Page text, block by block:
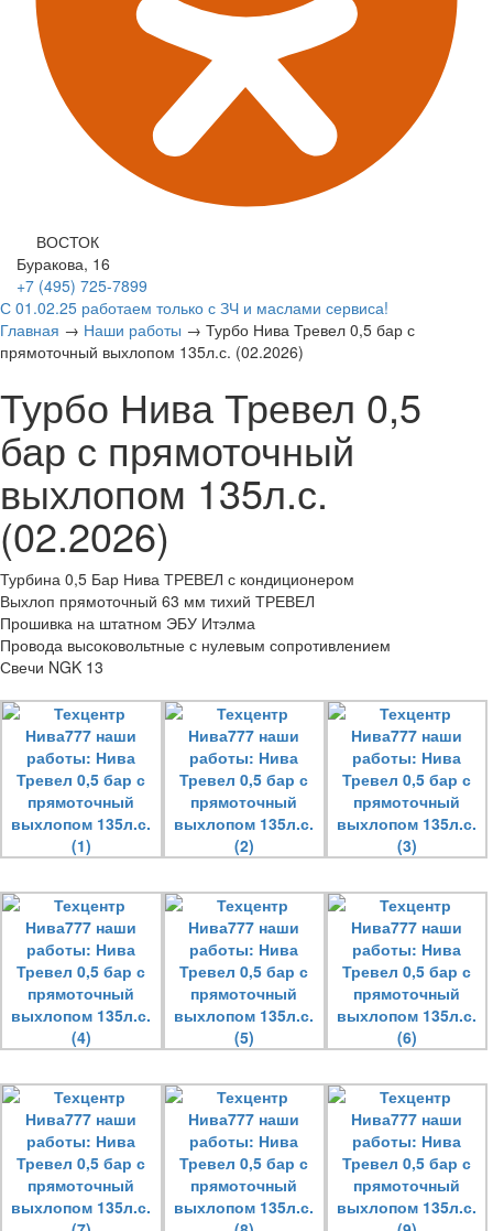
ВОСТОК
Буракова, 16
+7 (495) 725-7899
С 01.02.25 работаем только с ЗЧ и маслами сервиса!
Главная → Наши работы → Турбо Нива Тревел 0,5 бар с
прямоточный выхлопом 135л.с. (02.2026)
Турбо Нива Тревел 0,5
бар с прямоточный
выхлопом 135л.с.
(02.2026)
Турбина 0,5 Бар Нива ТРЕВЕЛ с кондиционером
Выхлоп прямоточный 63 мм тихий ТРЕВЕЛ
Прошивка на штатном ЭБУ Итэлма
Провода высоковольтные с нулевым сопротивлением
Свечи NGK 13